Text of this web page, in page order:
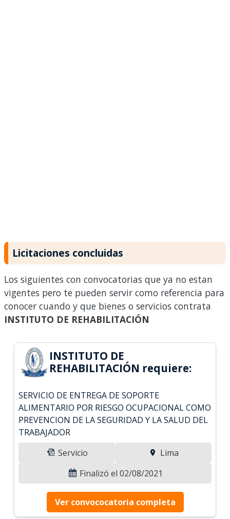
Licitaciones concluidas
Los siguientes con convocatorias que ya no estan
vigentes pero te pueden servir como referencia para
conocer cuando y que bienes o servicios contrata
INSTITUTO DE REHABILITACIÓN
INSTITUTO DE
REHABILITACIÓN requiere:
SERVICIO DE ENTREGA DE SOPORTE
ALIMENTARIO POR RIESGO OCUPACIONAL COMO
PREVENCION DE LA SEGURIDAD Y LA SALUD DEL
TRABAJADOR
Servicio
Lima
Finalizó el 02/08/2021
Ver convococatoria completa